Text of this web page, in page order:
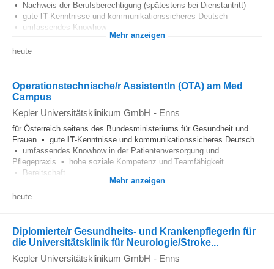
• Nachweis der Berufsberechtigung (spätestens bei Dienstantritt)
• gute IT-Kenntnisse und kommunikationssicheres Deutsch
• umfassendes Knowhow...
Mehr anzeigen
heute
Operationstechnische/r AssistentIn (OTA) am Med
Campus
Kepler Universitätsklinikum GmbH - Enns
für Österreich seitens des Bundesministeriums für Gesundheit und
Frauen • gute IT-Kenntnisse und kommunikationssicheres Deutsch
• umfassendes Knowhow in der Patientenversorgung und
Pflegepraxis • hohe soziale Kompetenz und Teamfähigkeit
• Bereitschaft...
Mehr anzeigen
heute
Diplomierte/r Gesundheits- und KrankenpflegerIn für
die Universitätsklinik für Neurologie/Stroke...
Kepler Universitätsklinikum GmbH - Enns